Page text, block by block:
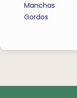
Manchas
Gordos